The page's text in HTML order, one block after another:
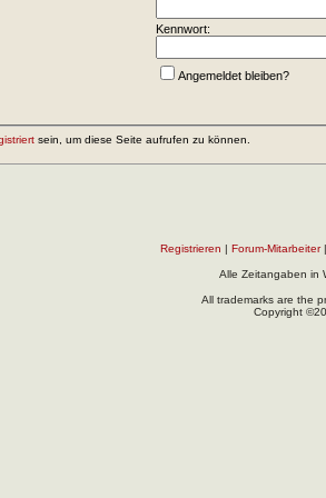
Kennwort:
Angemeldet bleiben?
sein, um diese Seite aufrufen zu können.
Registrieren Forum-Mitarbeiter|
Alle Zeitangaben in
All trademarks are the
Copyright